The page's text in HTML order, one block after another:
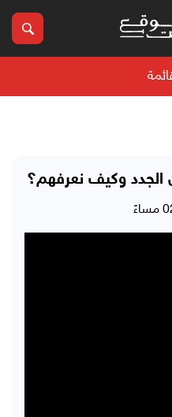
وكيف نعرفهم؟